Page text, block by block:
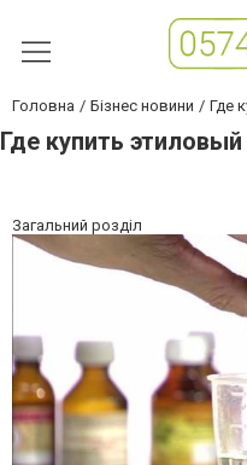
Головна Бізнес новини Где
Где купить этиловый
Загальний розділ